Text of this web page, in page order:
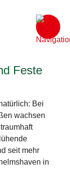
Feste
Bei
wachsen
seit mehr
in